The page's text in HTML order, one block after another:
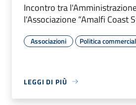
Incontro tra
l'Associazione “Amalfi Coast
Associazioni Politica
LEGGI DI PIÙ